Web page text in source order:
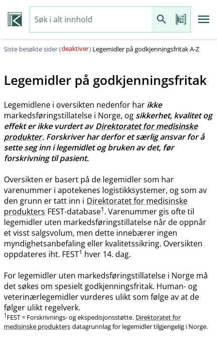
Siste besøkte sider (deaktiver) Legemidler på godkjenningsfritak A-Z
Legemidler på godkjenningsfritak
Legemidlene i oversikten nedenfor har ikke
markedsføringstillatelse i Norge, og sikkerhet, kvalitet og
effekt er ikke vurdert avDirektoratet for medisinske
produkter. Forskriver har derfor et særlig ansvar for å
sette seg inn i legemidlet og bruken av det, før
forskrivning til pasient.
Oversikten er basert på de legemidler som har
varenummer i apotekenes logistikksystemer, og som av
den grunn er tatt inn i Direktoratet for medisinske
produkters FEST-database1. Varenummer gis ofte til
legemidler uten markedsføringstillatelse når de oppnår
et visst salgsvolum, men dette innebærer ingen
myndighetsanbefaling eller kvalitetssikring. Oversikten
oppdateres iht. FEST1 hver 14. dag.
For legemidler uten markedsføringstillatelse i Norge må
det søkes om spesielt godkjenningsfritak. Human- og
veterinærlegemidler vurderes ulikt som følge av at de
følger ulikt regelverk.
1 FEST = Forskrivnings- og ekspedisjonsstøtte. Direktoratet for
medisinske produkters datagrunnlag for legemidler tilgjengelig i Norge.